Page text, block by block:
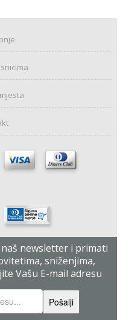
newsletter i primati
sniženjima,
Vašu E-mail adresu